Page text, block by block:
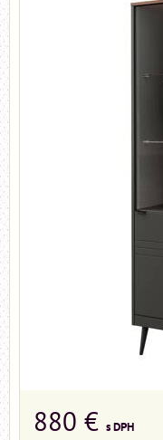
880 € s DPH